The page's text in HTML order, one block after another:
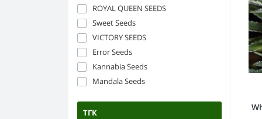
ROYAL QUEEN SEEDS
Sweet Seeds
VICTORY SEEDS
Error Seeds
Kannabia Seeds
Mandala Seeds
ТГК